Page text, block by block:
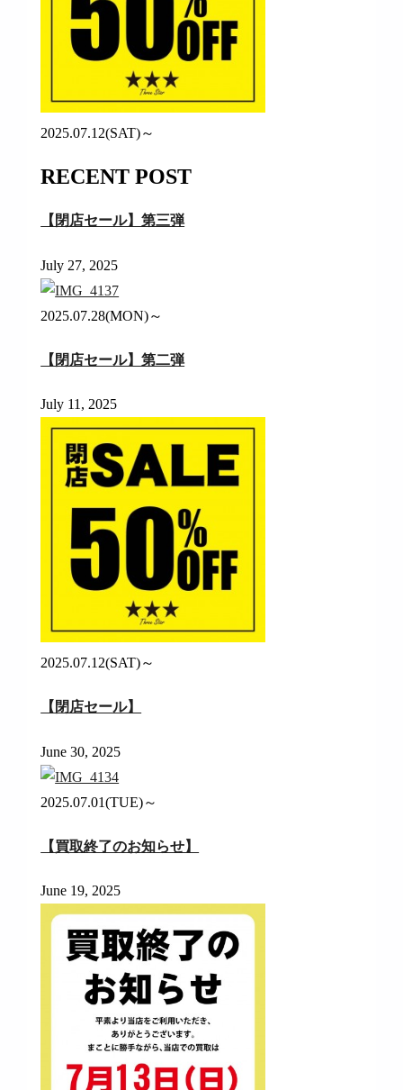
2025.07.12(SAT)～
RECENT POST
【閉店セール】第三弾
July 27, 2025
2025.07.28(MON)～
【閉店セール】第二弾
July 11, 2025
2025.07.12(SAT)～
【閉店セール】
June 30, 2025
2025.07.01(TUE)～
【買取終了のお知らせ】
June 19, 2025